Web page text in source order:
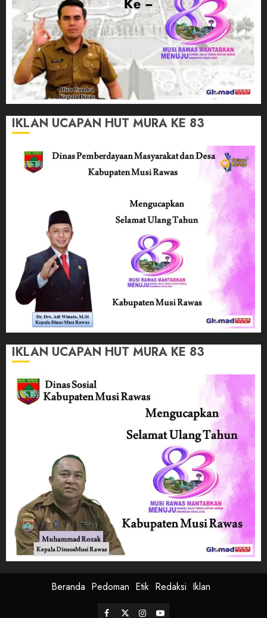
IKLAN UCAPAN HUT MURA KE 83
IKLAN UCAPAN HUT MURA KE 83
Beranda Pedoman Etik Redaksi Iklan
Facebook
TwitterInstagram
Youtube